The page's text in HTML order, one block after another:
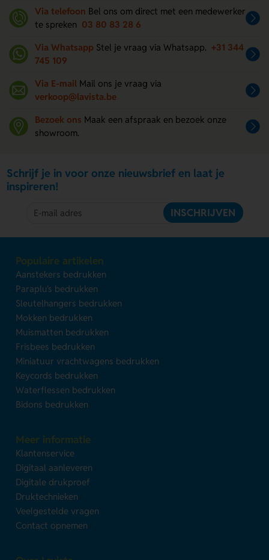
Via telefoon Bel ons om direct met een medewerker
te spreken 03 80 83 28 6
Via Whatsapp Stel je vraag via Whatsapp. +31 344
745 109
Via E-mail Mail ons je vraag via
verkoop@lavista.be
Bezoek ons Maak een afspraak en bezoek onze
showroom.
Schrijf je in voor onze nieuwsbrief en laat je
inspireren!
INSCHRIJVEN
Populaire artikelen
Aanstekers bedrukken
Paraplu's bedrukken
Sleutelhangers bedrukken
Mokken bedrukken
Muismatten bedrukken
Frisbees bedrukken
Miniatuur vrachtwagens bedrukken
Keycords bedrukken
Waterflessen bedrukken
Bidons bedrukken
Meer informatie
Klantenservice
Digitaal aanleveren
Digitale drukproef
Druktechnieken
Veelgestelde vragen
Contact opnemen